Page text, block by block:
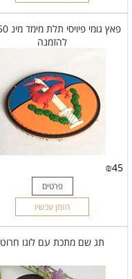
להזמנה
₪45
פרטים
הזמן עכשיו
תג שם מתכת עם לוגו חרוט